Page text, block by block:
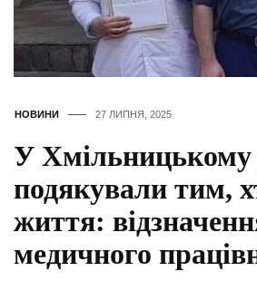
НОВИНИ 27 ЛИПНЯ, 2025
У Хмільницькому
подякували тим,
життя:
медичного